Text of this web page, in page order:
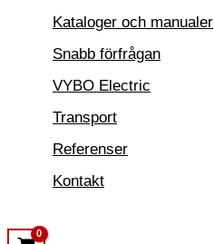
Kataloger och manualer
Snabb förfrågan
VYBO Electric
Transport
Referenser
Kontakt